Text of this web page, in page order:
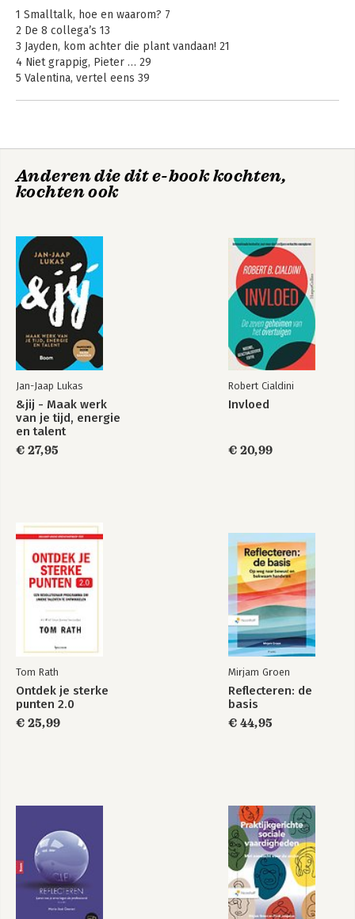
ongemakkelijk?
Bekijk alle boeken
Smalltalk
ongemakkelijk?
Bekijk alle boeken
1 Smalltalk, hoe en waarom? 7
2 De 8 collega’s 13
3 Jayden, kom achter die plant vandaan! 21
4 Niet grappig, Pieter … 29
5 Valentina, vertel eens 39
11 De nieuwjaarsborrel 101
12 Jij bent ook bijzonder! 119
Anderen die dit e-book kochten,
kochten ook
Jan-Jaap Lukas
&jij - Maak werk
van je tijd, energie
en talent
€ 27,95
Robert Cialdini
Invloed
€ 20,99
Tom Rath
Ontdek je sterke
punten 2.0
€ 25,99
Mirjam Groen
Reflecteren: de
basis
€ 44,95